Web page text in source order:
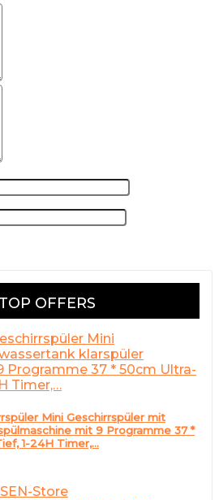
TOP OFFERS
Mini Geschirrspüler mit
mit 9 Programme 37 *
1-24H Timer,…
Store